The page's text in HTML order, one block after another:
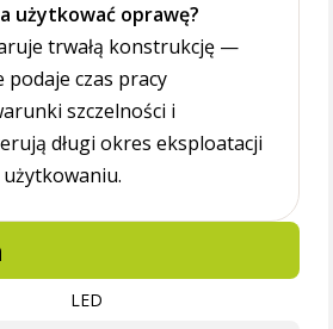
użytkować oprawę?
trwałą konstrukcję —
podaje czas pracy
szczelności i
długi okres eksploatacji
użytkowaniu.
LED